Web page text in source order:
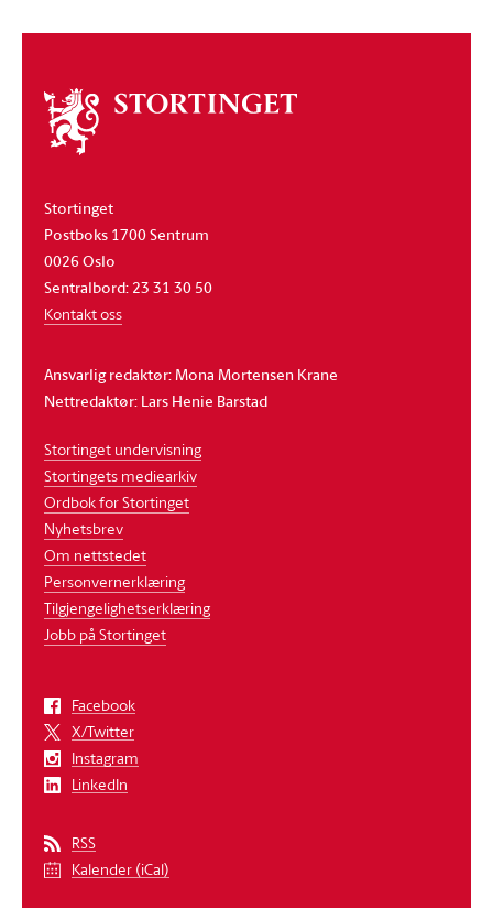
Om
stortinget
Stortinget
Postboks 1700 Sentrum
0026 Oslo
Sentralbord: 23 31 30 50
Kontakt oss
Ansvarlig redaktør: Mona Mortensen Krane
Nettredaktør: Lars Henie Barstad
Stortinget undervisning
Stortingets mediearkiv
Ordbok for Stortinget
Nyhetsbrev
Om nettstedet
Personvernerklæring
Tilgjengelighetserklæring
Jobb på Stortinget
Facebook
X/Twitter
Instagram
LinkedIn
RSS
Kalender (iCal)